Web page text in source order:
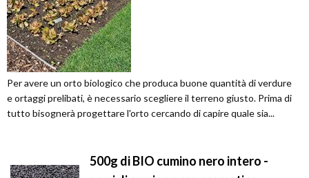
Per avere un orto biologico che produca buone quantità di verdure
e ortaggi prelibati, è necessario scegliere il terreno giusto. Prima di
tutto bisognerà progettare l'orto cercando di capire quale sia...
500g di BIO cumino nero intero -